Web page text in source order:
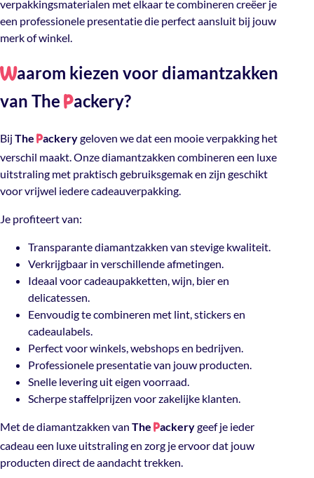
verpakkingsmaterialen met elkaar te combineren creëer je
een professionele presentatie die perfect aansluit bij jouw
merk of winkel.
Waarom kiezen voor diamantzakken
van The Packery?
Bij The Packerygeloven we dat een mooie verpakking het
verschil maakt. Onze diamantzakken combineren een luxe
uitstraling met praktisch gebruiksgemak en zijn geschikt
voor vrijwel iedere cadeauverpakking.
Je profiteert van:
Transparante diamantzakken van stevige kwaliteit.
Verkrijgbaar in verschillende afmetingen.
Ideaal voor cadeaupakketten, wijn, bier en
delicatessen.
Eenvoudig te combineren met lint, stickers en
cadeaulabels.
Perfect voor winkels, webshops en bedrijven.
Professionele presentatie van jouw producten.
Snelle levering uit eigen voorraad.
Scherpe staffelprijzen voor zakelijke klanten.
Met de diamantzakken van The Packerygeef je ieder
cadeau een luxe uitstraling en zorg je ervoor dat jouw
producten direct de aandacht trekken.